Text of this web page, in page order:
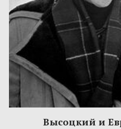
Высоцкий и